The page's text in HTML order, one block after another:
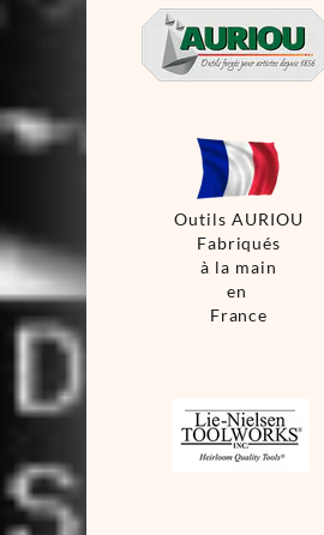
Outils AURIOU
Fabriqués
à la main
en
France